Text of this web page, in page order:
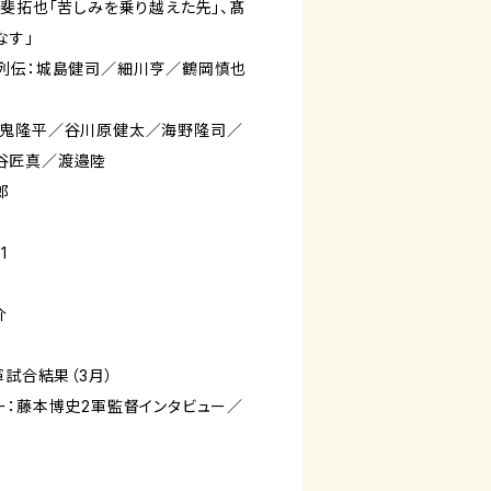
拓也「苦しみを乗り越えた先」、髙
」
伝：城島健司／細川亨／鶴岡慎也
隆平／谷川原健太／海野隆司／
匠真／渡邉陸
合結果（3月）
藤本博史2軍監督インタビュー／